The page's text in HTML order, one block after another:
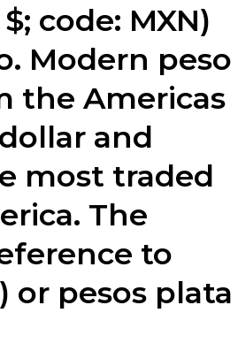
code: MXN)
Modern peso
the Americas
and
most traded
The
to
or pesos plata